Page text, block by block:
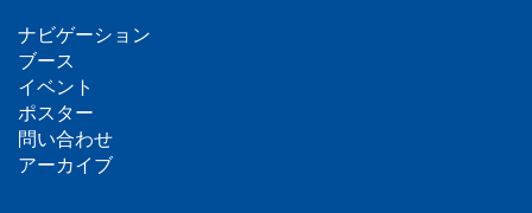
フ
ッ
タ
ナビゲーション
ブース
イベント
ポスター
問い合わせ
アーカイブ